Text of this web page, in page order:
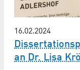
16.02.2024
an Dr. Lisa